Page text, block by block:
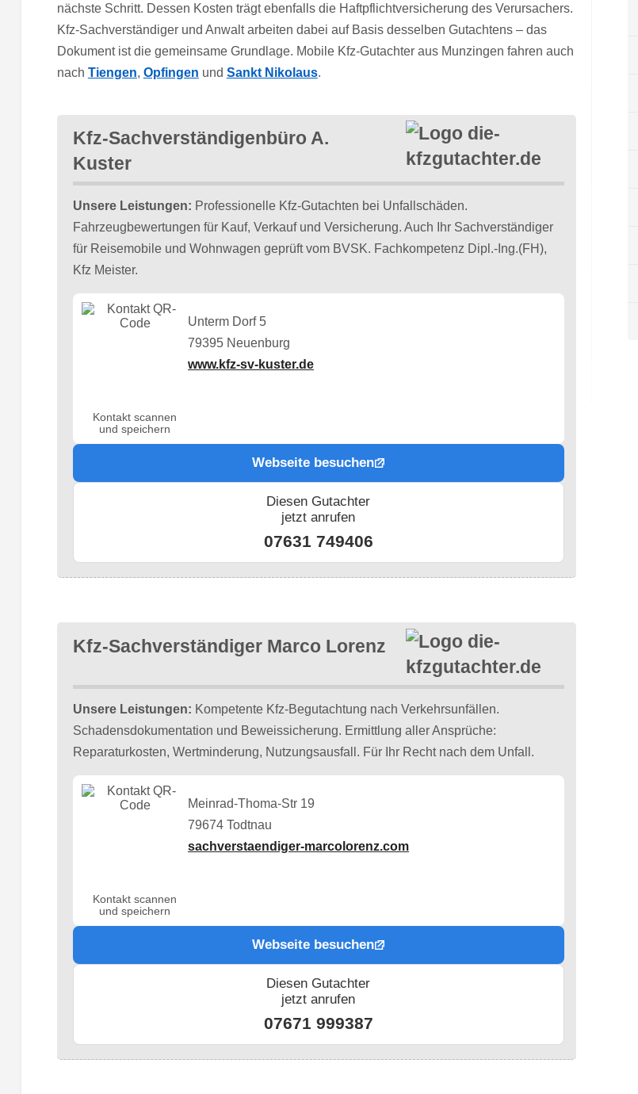
nächste Schritt. Dessen Kosten trägt ebenfalls die Haftpflichtversicherung des Verursachers.
Kfz-Sachverständiger und Anwalt arbeiten dabei auf Basis desselben Gutachtens – das
Dokument ist die gemeinsame Grundlage. Mobile Kfz-Gutachter aus Munzingen fahren auch
nach Tiengen, Opfingen und Sankt Nikolaus.
Kfz-Sachverständigenbüro A.
Kuster
Unsere Leistungen: Professionelle Kfz-Gutachten bei Unfallschäden.
Fahrzeugbewertungen für Kauf, Verkauf und Versicherung. Auch Ihr Sachverständiger
für Reisemobile und Wohnwagen geprüft vom BVSK. Fachkompetenz Dipl.-Ing.(FH),
Kfz Meister.
Kontakt scannen
und speichern
Unterm Dorf 5
79395 Neuenburg
www.kfz-sv-kuster.de
Webseite besuchen
Diesen Gutachter
jetzt anrufen
07631 749406
Kfz-Sachverständiger Marco Lorenz
Unsere Leistungen: Kompetente Kfz-Begutachtung nach Verkehrsunfällen.
Schadensdokumentation und Beweissicherung. Ermittlung aller Ansprüche:
Reparaturkosten, Wertminderung, Nutzungsausfall. Für Ihr Recht nach dem Unfall.
Kontakt scannen
und speichern
Meinrad-Thoma-Str 19
79674 Todtnau
sachverstaendiger-marcolorenz.com
Webseite besuchen
Diesen Gutachter
jetzt anrufen
07671 999387